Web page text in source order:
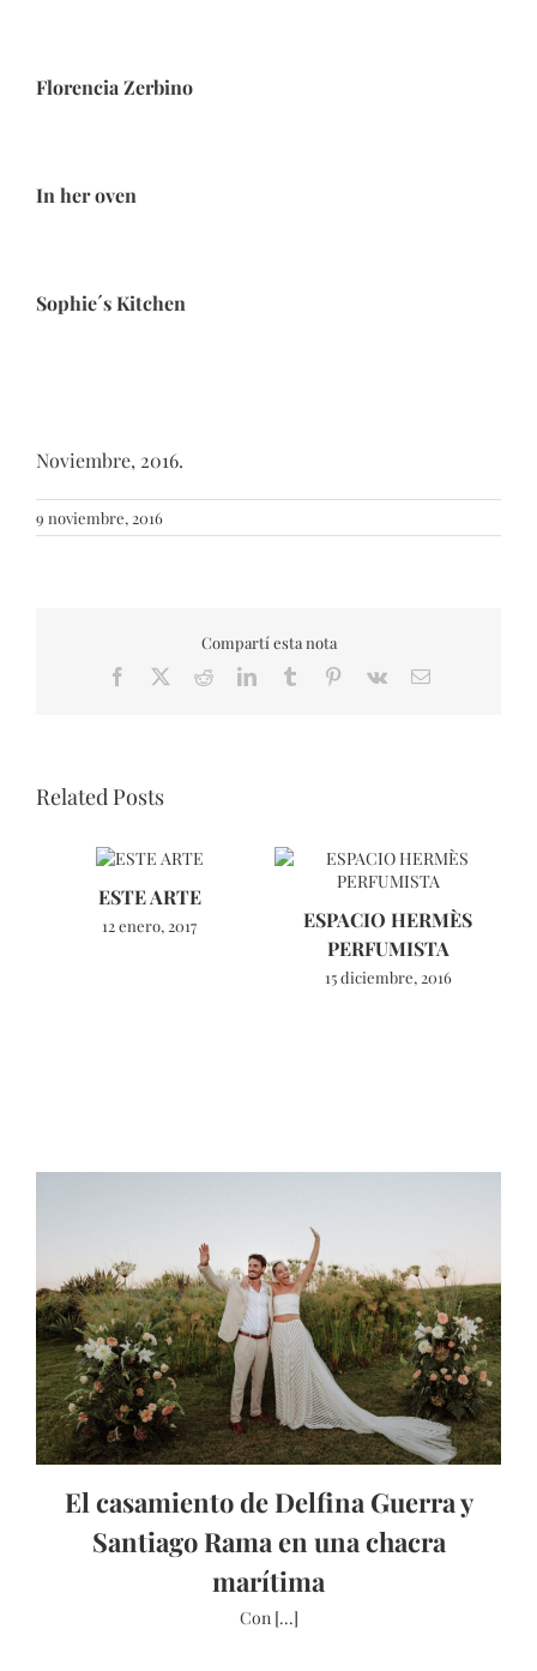
Florencia Zerbino
In her oven
Sophie´s Kitchen
Noviembre, 2016.
9 noviembre, 2016
Compartí esta nota
Facebook RedditLinkedInTumblr Pinterest
Vk Email
Related Posts
ESTE ARTE
12 enero, 2017
ESPACIO HERMÈS
PERFUMISTA
15 diciembre, 2016
El casamiento de Delfina Guerra y
Santiago Rama en una chacra
marítima
Con [...]